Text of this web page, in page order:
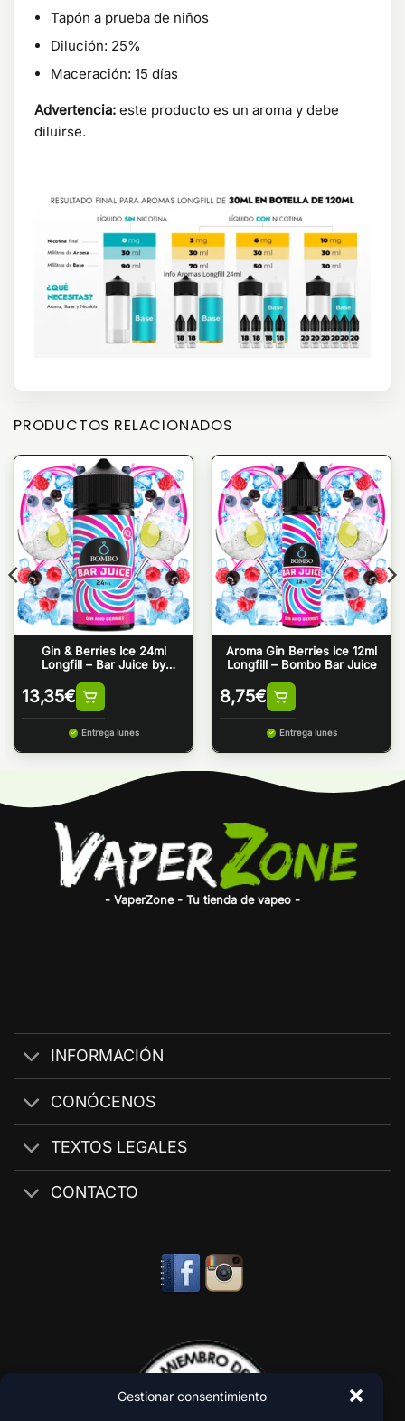
Gestionar consentimiento
Tapón a prueba de niños
Dilución: 25%
Maceración: 15 días
Advertencia: este producto es un aroma y debe
diluirse.
PRODUCTOS RELACIONADOS
Gin & Berries Ice 24ml
Longfill – Bar Juice by
13,35€
Entrega lunes
Aroma Gin Berries Ice 12ml
Longfill – Bombo Bar Juice
8,75€
Entrega lunes
- VaperZone - Tu tienda de vapeo -
INFORMACIÓN
CONÓCENOS
TEXTOS LEGALES
CONTACTO